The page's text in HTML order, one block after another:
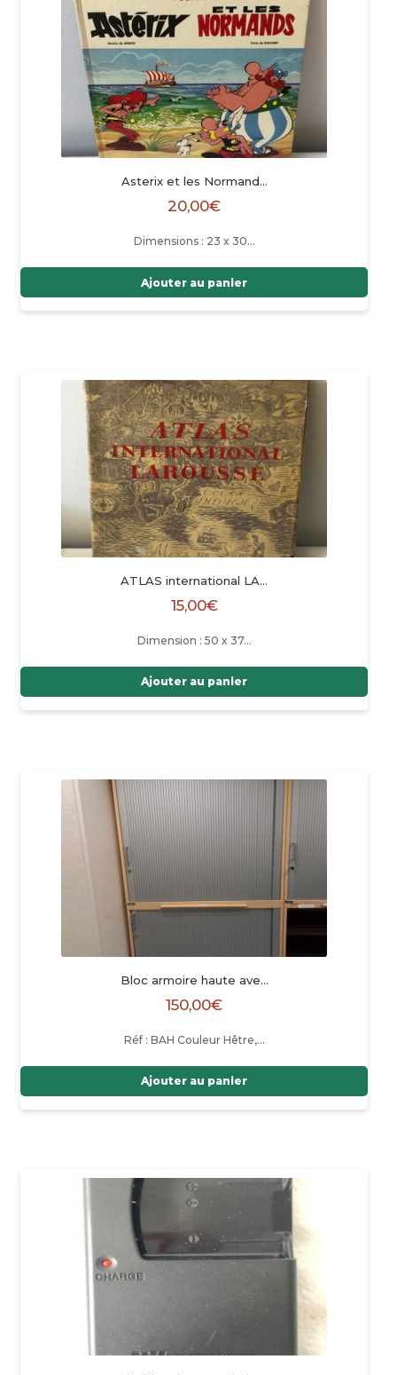
Asterix et les Normand…
20,00€
Dimensions : 23 x 30…
Ajouter au panier
ATLAS international LA…
15,00€
Dimension : 50 x 37…
Ajouter au panier
Bloc armoire haute ave…
150,00€
Réf : BAH Couleur Hêtre,…
Ajouter au panier